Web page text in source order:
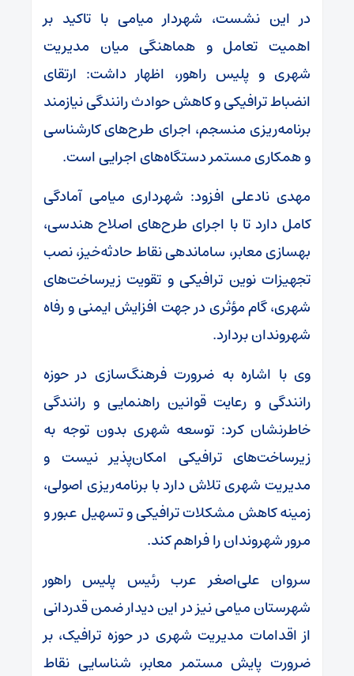
در این نشست، شهردار میامی با تاکید بر
اهمیت تعامل و هماهنگی میان مدیریت
شهری و پلیس راهور، اظهار داشت: ارتقای
انضباط ترافیکی و کاهش حوادث رانندگی نیازمند
برنامه‌ریزی منسجم، اجرای طرح‌های کارشناسی
و همکاری مستمر دستگاه‌های اجرایی است.
مهدی نادعلی افزود: شهرداری میامی آمادگی
کامل دارد تا با اجرای طرح‌های اصلاح هندسی،
بهسازی معابر، ساماندهی نقاط حادثه‌خیز، نصب
تجهیزات نوین ترافیکی و تقویت زیرساخت‌های
شهری، گام مؤثری در جهت افزایش ایمنی و رفاه
شهروندان بردارد.
وی با اشاره به ضرورت فرهنگ‌سازی در حوزه
رانندگی و رعایت قوانین راهنمایی و رانندگی
خاطرنشان کرد: توسعه شهری بدون توجه به
زیرساخت‌های ترافیکی امکان‌پذیر نیست و
مدیریت شهری تلاش دارد با برنامه‌ریزی اصولی،
زمینه کاهش مشکلات ترافیکی و تسهیل عبور و
مرور شهروندان را فراهم کند.
سروان علی‌اصغر عرب رئیس پلیس راهور
شهرستان میامی نیز در این دیدار ضمن قدردانی
از اقدامات مدیریت شهری در حوزه ترافیک، بر
ضرورت پایش مستمر معابر، شناسایی نقاط